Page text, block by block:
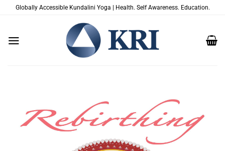
SaltaGlobally Accessible Kundalini Yoga | Health. Self Awareness. Education.